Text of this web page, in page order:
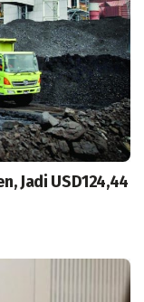
Jadi USD124,44